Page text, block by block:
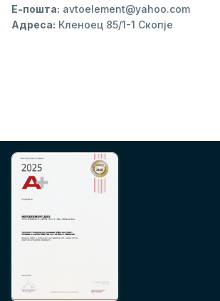
Е-пошта: avtoelement@yahoo.com
Адреса: Кленоец 85/1-1 Скопје